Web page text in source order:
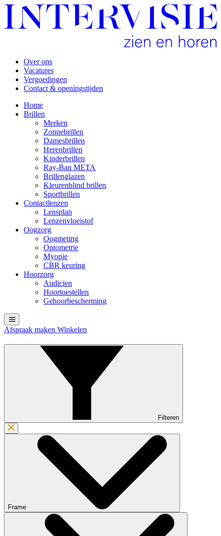
Over ons
Vacatures
Vergoedingen
Contact & openingstijden
Home
Brillen
Merken
Zonnebrillen
Damesbrillen
Herenbrillen
Kinderbrillen
Ray-Ban META
Brillenglazen
Kleurenblind brillen
Sportbrillen
Contactlenzen
Lensplan
Lenzenvloeistof
Oogzorg
Oogmeting
Optometrie
Myopie
CBR keuring
Hoorzorg
Audicien
Hoortoestellen
Gehoorbescherming
Afspraak maken Winkelen
Filteren
Frame